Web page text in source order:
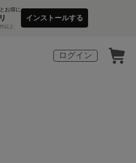
お得に
以上
インストールする
ログイン